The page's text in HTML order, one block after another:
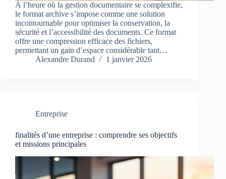
À l’heure où la gestion documentaire se complexifie,
le format archive s’impose comme une solution
incontournable pour optimiser la conservation, la
sécurité et l’accessibilité des documents. Ce format
offre une compression efficace des fichiers,
permettant un gain d’espace considérable tant…
Alexandre Durand
1 janvier 2026
Entreprise
finalités d’une entreprise : comprendre ses objectifs
et missions principales